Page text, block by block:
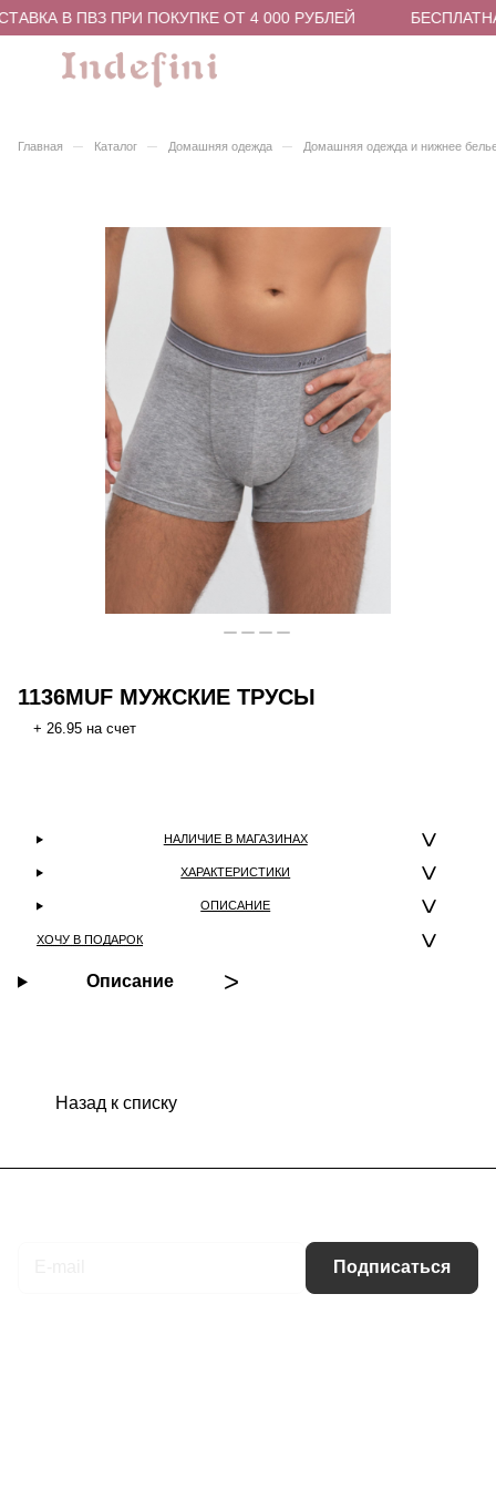
В ПВЗ ПРИ ПОКУПКЕ ОТ 4 000 РУБЛЕЙ
Главная – Каталог – Домашняя одежда – Домашняя одежда и нижнее
1136MUF МУЖСКИЕ ТРУСЫ
+ 26.95 на счет
НАЛИЧИЕ В МАГАЗИНАХ
ХАРАКТЕРИСТИКИ
ОПИСАНИЕ
ХОЧУ В ПОДАРОК
Описание
Назад к списку
Подписаться